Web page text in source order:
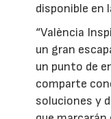
disponible en
“València
un gran
un punto de
comparte
soluciones y